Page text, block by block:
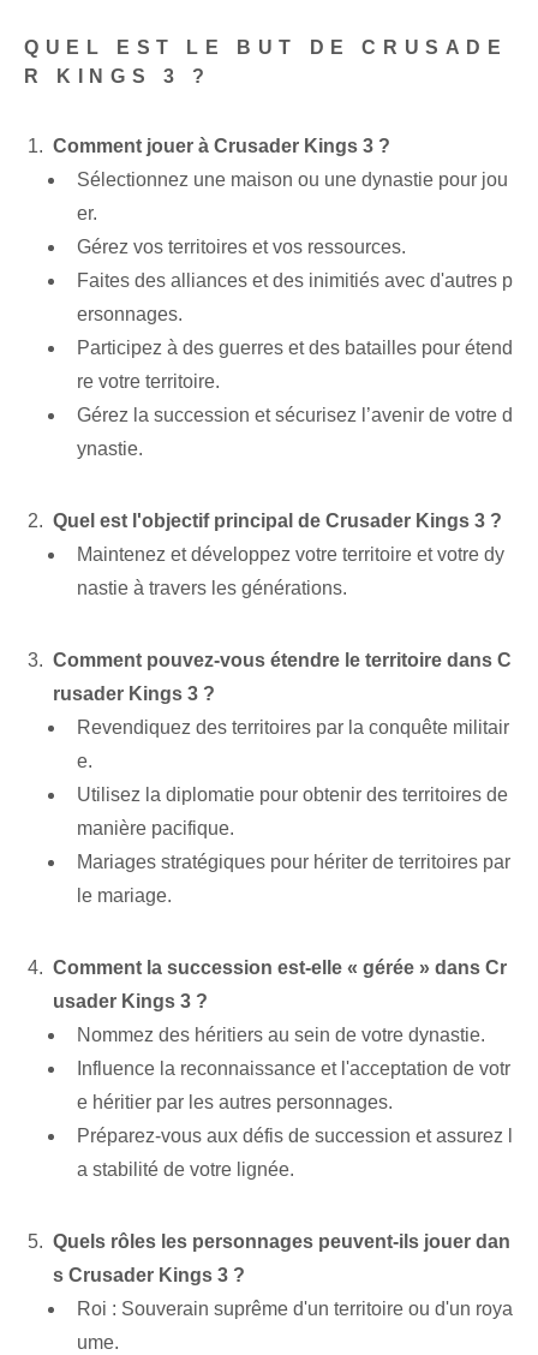
QUEL EST LE BUT DE CRUSADE
R KINGS 3 ?
Comment jouer à Crusader⁢ Kings 3 ?
Sélectionnez une maison ou une dynastie pour jou
er.
Gérez vos territoires et vos ressources.
Faites des alliances et des inimitiés avec d'autres p
ersonnages.
Participez à des guerres et des batailles pour étend
re votre territoire.
Gérez la succession et sécurisez l’avenir de votre d
ynastie.
Quel est l'objectif principal de Crusader Kings 3 ?
Maintenez et développez votre territoire et votre dy
nastie à travers les générations.
Comment pouvez-vous étendre le territoire dans C
rusader Kings 3 ?
Revendiquez des territoires par la conquête militair
e.
Utilisez la diplomatie pour ​obtenir des territoires⁢ de
manière pacifique.
Mariages stratégiques pour hériter de territoires par
le mariage.
Comment la succession est-elle « gérée » dans Cr
usader ⁤Kings ⁤3 ?
Nommez des héritiers au sein de votre dynastie.
Influence la reconnaissance et l'acceptation de votr
e héritier par les autres personnages.
Préparez-vous aux défis de succession et assurez l
a stabilité de votre lignée.
Quels rôles les personnages peuvent-ils jouer dan
s Crusader Kings 3 ?
Roi : Souverain suprême d'un territoire ou d'un roya
ume.